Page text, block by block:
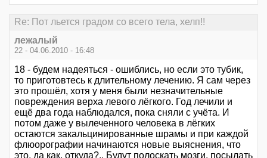
Re: Пот льется градом со всего тела, хелп!!
лежалый
22 - 04.06.2010 - 16:48
18 - будем надеяться - ошиблись, но если это тубик,
то приготовтесь к длительному лечению. Я сам через
это прошёл, хотя у меня были незначительные
повреждения верха левого лёгкого. Год лечили и
ещё два года наблюдался, пока сняли с учёта. И
потом даже у вылеченного человека в лёгких
остаются закальцинированные шрамы и при каждой
флюорографии начинаются новые выяснения, что
это, да как, откуда?.. Будут полоскать мозги, посылать